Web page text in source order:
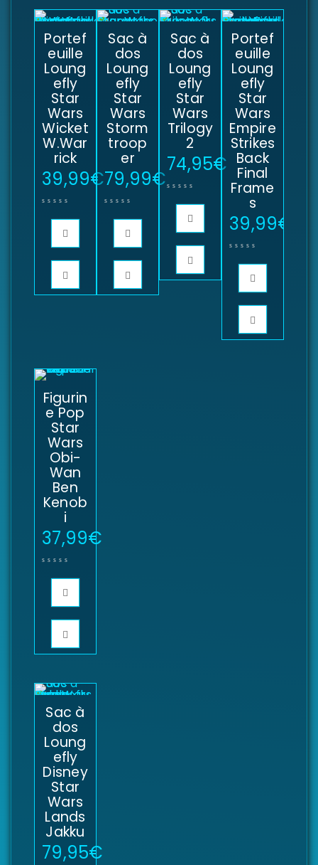
Portef
euille
Loung
efly
Star
Wars
Wicket
W.War
rick
39,99€
Sac à
dos
Loung
efly
Star
Wars
Storm
troop
er
79,99€
Sac à
dos
Loung
efly
Star
Wars
Trilogy
2
74,95€
Portef
euille
Loung
efly
Star
Wars
Empire
Strikes
Back
Final
Frame
s
39,99€
Figurin
e Pop
Star
Wars
Obi-
Wan
Ben
Kenob
i
37,99€
Sac à
dos
Loung
efly
Disney
Star
Wars
Lands
Jakku
79,95€